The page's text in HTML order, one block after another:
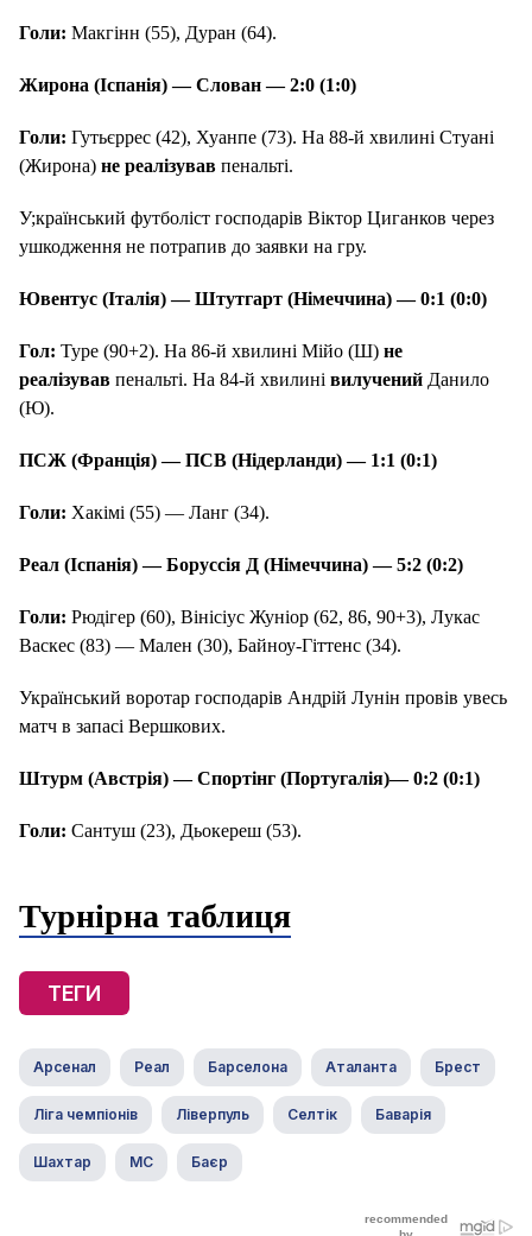
Голи: Макгінн (55), Дуран (64).
Жирона (Іспанія) — Слован — 2:0 (1:0)
Голи: Гутьєррес (42), Хуанпе (73). На 88-й хвилині Стуані
(Жирона) не реалізував пенальті.
У;країнський футболіст господарів Віктор Циганков через
ушкодження не потрапив до заявки на гру.
Ювентус (Італія) — Штутгарт (Німеччина) — 0:1 (0:0)
Гол: Туре (90+2). На 86-й хвилині Мійо (Ш) не
реалізував пенальті. На 84-й хвилині вилучений Данило
(Ю).
ПСЖ (Франція) — ПСВ (Нідерланди) — 1:1 (0:1)
Голи: Хакімі (55) — Ланг (34).
Реал (Іспанія) — Боруссія Д (Німеччина) — 5:2 (0:2)
Голи: Рюдігер (60), Вінісіус Жуніор (62, 86, 90+3), Лукас
Васкес (83) — Мален (30), Байноу-Гіттенс (34).
Український воротар господарів Андрій Лунін провів увесь
матч в запасі Вершкових.
Штурм (Австрія) — Спортінг (Португалія)— 0:2 (0:1)
Голи: Сантуш (23), Дьокереш (53).
Турнірна таблиця
ТЕГИ
Арсенал Реал Барселона Аталанта Брест
Ліга чемпіонів Ліверпуль Селтік Баварія
Шахтар МС Баєр